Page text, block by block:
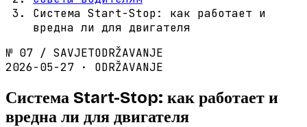
Система Start-Stop: как работает и
вредна ли для двигателя
№ 07 / SAVJETODRŽAVANJE
2026-05-27 · ODRŽAVANJE
Система Start-Stop: как работает и
вредна ли для двигателя